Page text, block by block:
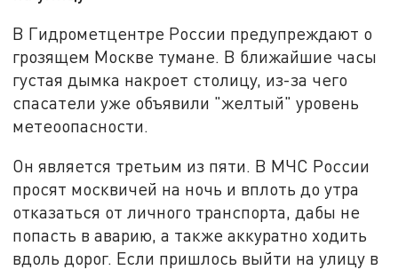
В Гидрометцентре России предупреждают о
грозящем Москве тумане. В ближайшие часы
густая дымка накроет столицу, из-за чего
спасатели уже объявили "желтый" уровень
метеоопасности.
Он является третьим из пяти. В МЧС России
просят москвичей на ночь и вплоть до утра
отказаться от личного транспорта, дабы не
попасть в аварию, а также аккуратно ходить
вдоль дорог. Если пришлось выйти на улицу в